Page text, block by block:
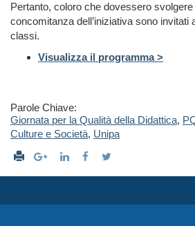
Pertanto, coloro che dovessero
concomitanza dell’iniziativa sono invitati
classi.
Visualizza il programma >
Parole Chiave:
Giornata per la Qualità della Didattica,
Culture e Società, Unipa